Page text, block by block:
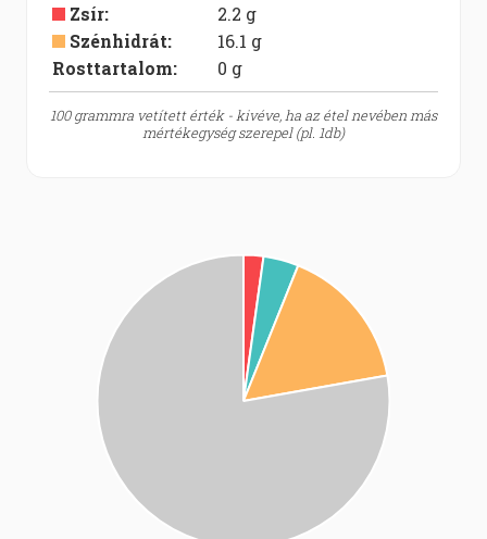
Zsír: 2.2 g
Szénhidrát: 16.1 g
Rosttartalom:
0 g
100 grammra vetített érték - kivéve, ha az étel nevében más
mértékegység szerepel (pl. 1db)